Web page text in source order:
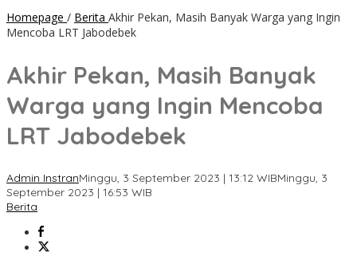
Homepage / Berita Akhir Pekan, Masih Banyak Warga yang Ingin
Mencoba LRT Jabodebek
Akhir Pekan, Masih Banyak
Warga yang Ingin Mencoba
LRT Jabodebek
Admin InstranMinggu, 3 September 2023 | 13:12 WIBMinggu, 3
September 2023 | 16:53 WIB
Berita